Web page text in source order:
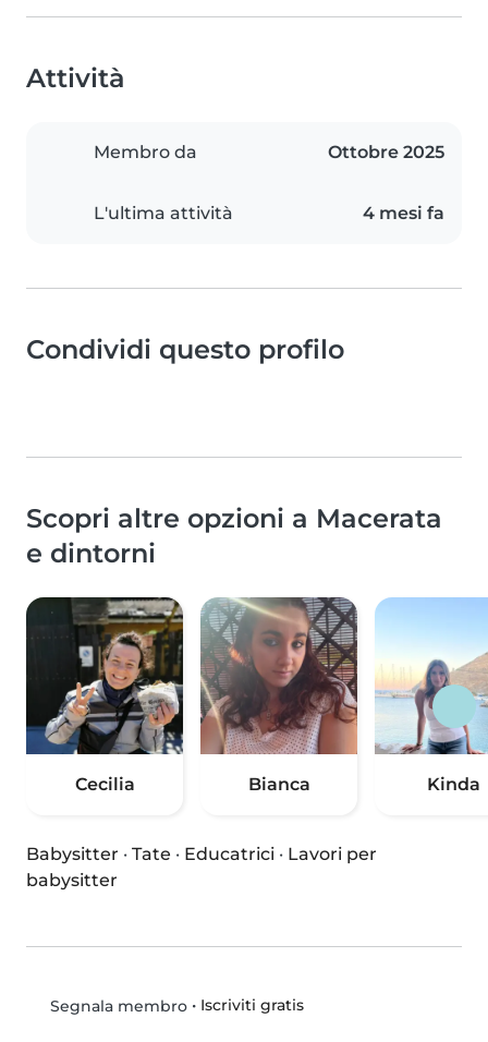
Attività
Membro da Ottobre 2025
L'ultima attività 4 mesi fa
Condividi questo profilo
Scopri altre opzioni a Macerata
e dintorni
Cecilia Bianca Kinda
Babysitter · Tate · Educatrici · Lavori per
babysitter
Segnala membro• Iscriviti gratis